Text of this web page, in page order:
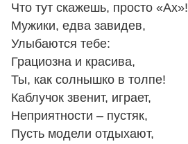
Что тут скажешь, просто «Ах»!
Мужики, едва завидев,
Улыбаются тебе:
Грациозна и красива,
Ты, как солнышко в толпе!
Каблучок звенит, играет,
Неприятности – пустяк,
Пусть модели отдыхают,